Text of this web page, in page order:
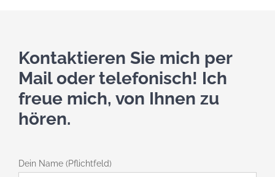
Kontaktieren Sie mich per
Mail oder telefonisch! Ich
freue mich, von Ihnen zu
hören.
Dein Name (Pflichtfeld)